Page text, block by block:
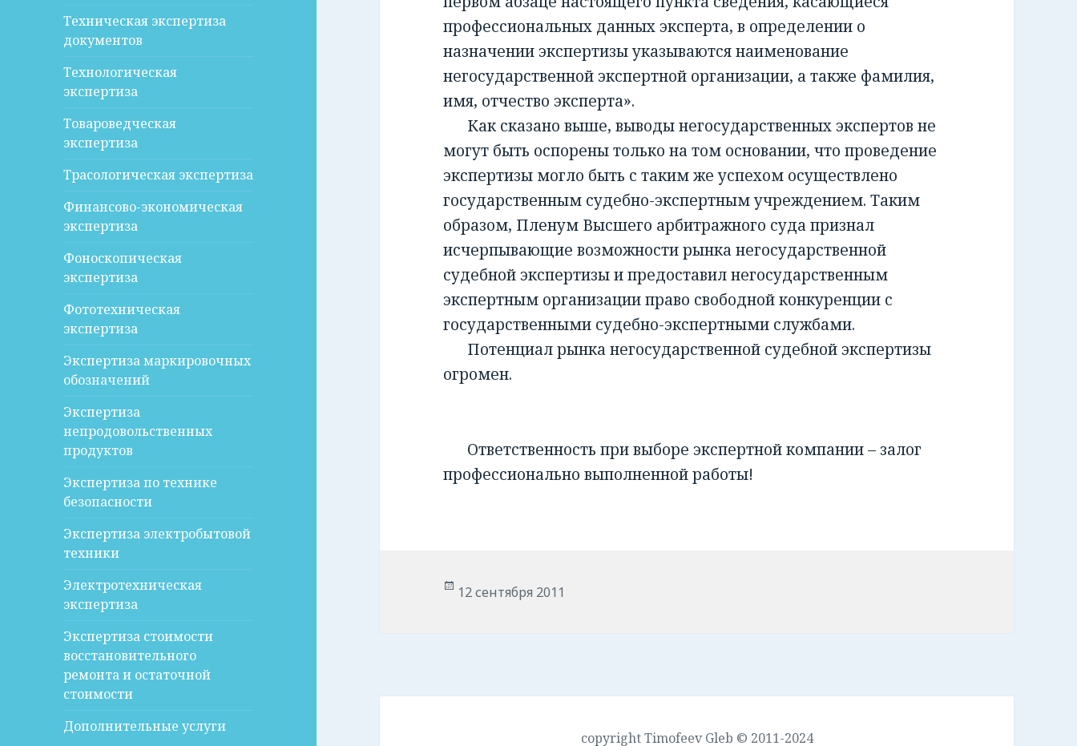
Техническая экспертиза
документов
Технологическая
экспертиза
Товароведческая
экспертиза
Трасологическая экспертиза
Финансово-экономическая
экспертиза
Фоноскопическая
экспертиза
Фототехническая
экспертиза
Экспертиза маркировочных
обозначений
Экспертиза
непродовольственных
продуктов
Экспертиза по технике
безопасности
Экспертиза электробытовой
техники
Электротехническая
экспертиза
Экспертиза стоимости
восстановительного
ремонта и остаточной
стоимости
Дополнительные услуги
профессиональных данных эксперта, в определении о
назначении экспертизы указываются наименование
негосударственной экспертной организации, а также фамилия,
имя, отчество эксперта».
Как сказано выше, выводы негосударственных экспертов не
могут быть оспорены только на том основании, что проведение
экспертизы могло быть с таким же успехом осуществлено
государственным судебно-экспертным учреждением. Таким
образом, Пленум Высшего арбитражного суда признал
исчерпывающие возможности рынка негосударственной
судебной экспертизы и предоставил негосударственным
экспертным организации право свободной конкуренции с
государственными судебно-экспертными службами.
Потенциал рынка негосударственной судебной экспертизы
огромен.
Ответственность при выборе экспертной компании – залог
профессионально выполненной работы!
Опубликовано
12 сентября 2011
copyright Timofeev Gleb © 2011-2024